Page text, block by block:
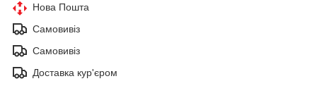
Нова Пошта
Самовивіз
Самовивіз
Доставка кур'єром